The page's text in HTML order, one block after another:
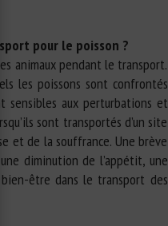
pour le poisson ?
animaux pendant le transport.
les poissons sont confrontés
sensibles aux perturbations et
sont transportés d’un site
et de la souffrance. Une brève
diminution de l’appétit, une
être dans le transport des